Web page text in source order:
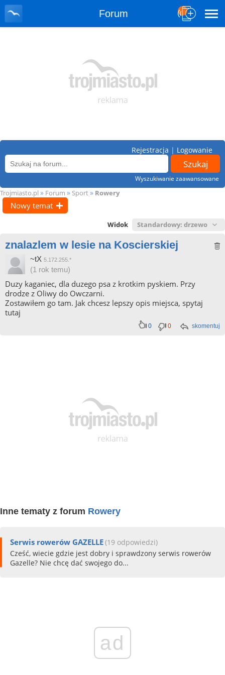
Forum
Wyszukiwanie zaawansowane
Rejestracja | Logowanie
Trojmiasto.pl » Forum » Sport» Rowery
Nowy temat
Widok
znalazlem w lesie na Koscierskiej
~tX 5.172.255.*
(1 rok temu)
Duzy kaganiec, dla duzego psa z krotkim pyskiem. Przy
drodze z Oliwy do Owczarni.
Zostawiłem go tam. Jak chcesz lepszy opis miejsca, spytaj
tutaj
skomentuj
0 0
Inne tematy z forum Rowery
Serwis rowerów GAZELLE(19 odpowiedzi)
Cześć, wiecie gdzie jest dobry i sprawdzony serwis rowerów
Gazelle? Nie chcę dać swojego do...
ad